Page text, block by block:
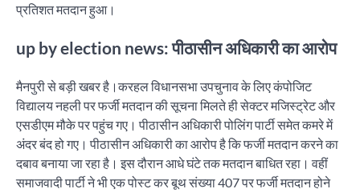
प्रतिशत मतदान हुआ।
up by election news: पीठासीन अधिकारी का आरोप
मैनपुरी से बड़ी खबर है।करहल विधानसभा उपचुनाव के लिए कंपोजिट
विद्यालय नहली पर फर्जी मतदान की सूचना मिलते ही सेक्टर मजिस्ट्रेट और
एसडीएम मौके पर पहुंच गए। पीठासीन अधिकारी पोलिंग पार्टी समेत कमरे में
अंदर बंद हो गए। पीठासीन अधिकारी का आरोप है कि फर्जी मतदान करने का
दबाव बनाया जा रहा है। इस दौरान आधे घंटे तक मतदान बाधित रहा। वहीं
समाजवादी पार्टी ने भी एक पोस्ट कर बूथ संख्या 407 पर फर्जी मतदान होने